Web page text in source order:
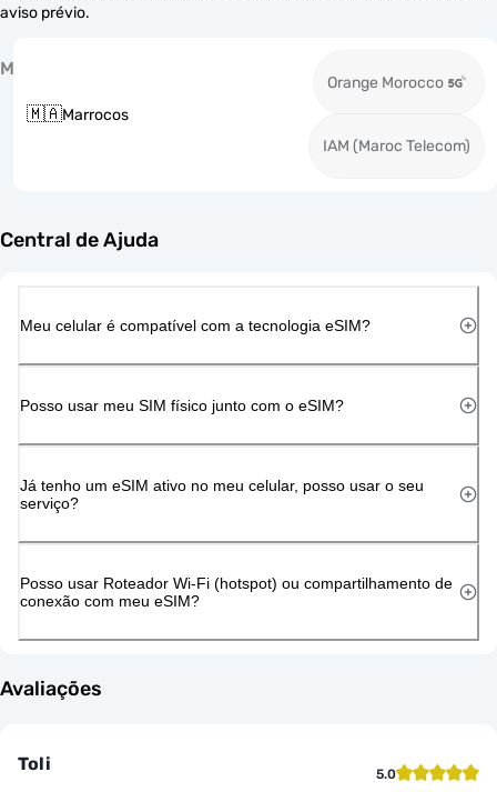
aviso prévio.
M
🇲🇦Marrocos
Orange Morocco
IAM (Maroc Telecom)
Central de Ajuda
Meu celular é compatível com a tecnologia eSIM?
Posso usar meu SIM físico junto com o eSIM?
Já tenho um eSIM ativo no meu celular, posso usar o seu
serviço?
Posso usar Roteador Wi-Fi (hotspot) ou compartilhamento de
conexão com meu eSIM?
Avaliações
Toli 5.0